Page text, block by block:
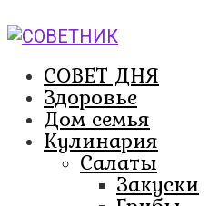
к
СОВЕТ ДНЯ
Здоровье
Дом семья
Кулинария
Салаты
Закуски